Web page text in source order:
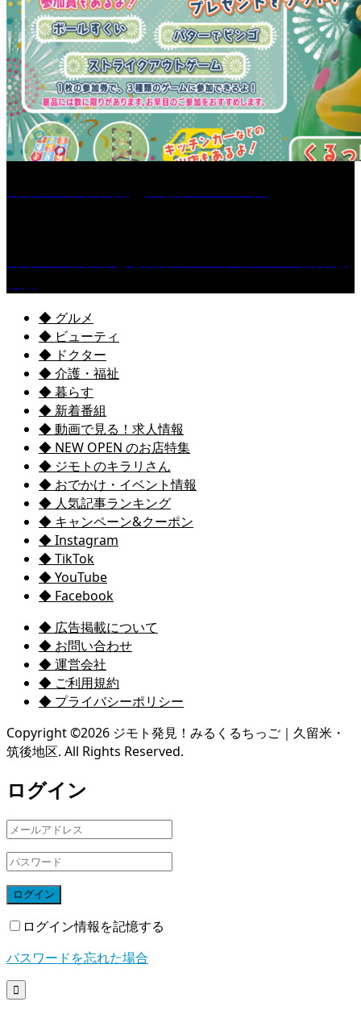
◆ グルメ
◆ ビューティ
◆ ドクター
◆ 介護・福祉
◆ 暮らす
◆ 新着番組
◆ 動画で見る！求人情報
◆ NEW OPEN のお店特集
◆ ジモトのキラリさん
◆ おでかけ・イベント情報
◆ 人気記事ランキング
◆ キャンペーン&クーポン
◆ Instagram
◆ TikTok
◆ YouTube
◆ Facebook
◆ 広告掲載について
◆ お問い合わせ
◆ 運営会社
◆ ご利用規約
◆ プライバシーポリシー
Copyright ©2026 ジモト発見！みるくるちっご｜久留米・
筑後地区. All Rights Reserved.
ログイン
ログイン
ログイン情報を記憶する
パスワードを忘れた場合
